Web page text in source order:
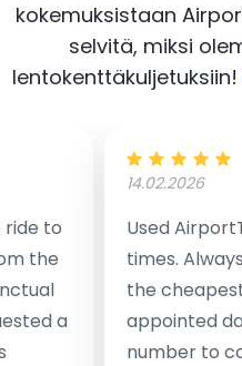
kokemuksistaan
selvitä, miksi
lentokenttäkuljetuksiin!
to
the
a
14.02.2026
Used
times.
the
appointed
number to